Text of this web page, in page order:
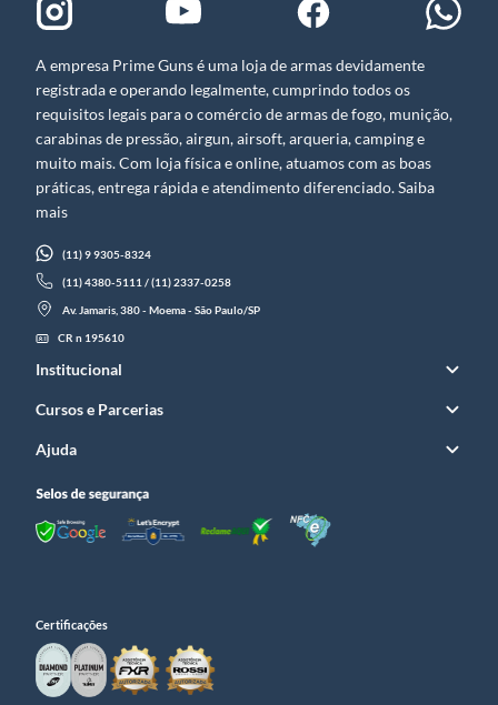
A empresa Prime Guns é uma loja de armas devidamente
registrada e operando legalmente, cumprindo todos os
requisitos legais para o comércio de armas de fogo, munição,
carabinas de pressão, airgun, airsoft, arqueria, camping e
muito mais. Com loja física e online, atuamos com as boas
práticas, entrega rápida e atendimento diferenciado. Saiba
mais
(11) 9 9305-8324
(11) 4380-5111 / (11) 2337-0258
Av. Jamaris, 380 - Moema - São Paulo/SP
CR n 195610
Institucional
Cursos e Parcerias
Ajuda
Certificações